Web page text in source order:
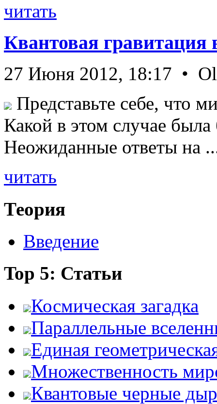
читать
Квантовая гравитация
27 Июня 2012, 18:17 •
Представьте себе, что
Какой в этом случае
Неожиданные ответы на
читать
Теория
Введение
Top 5: Статьи
Космическая загадка
Параллельные
Единая
Множественность
Квантовые черные